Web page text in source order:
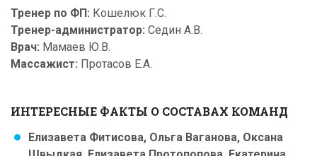
Тренер по ФП: Кошелюк Г.С.
Тренер-администратор: Седин А.В.
Врач: Мамаев Ю.В.
Массажист: Протасов Е.А.
ИНТЕРЕСНЫЕ ФАКТЫ О СОСТАВАХ КОМАНД
Елизавета Фитисова, Ольга Ваганова, Оксана